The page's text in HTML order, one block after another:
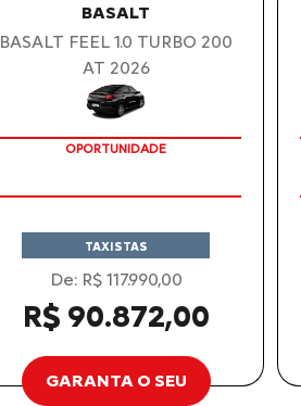
BASALT
BASALT FEEL 1.0 TURBO 200
AT 2026
CONSULTORIA ISENÇÃO GRATUITA
TAXISTAS
De: R$ 117.990,00
R$ 90.872,00
GARANTA O SEU